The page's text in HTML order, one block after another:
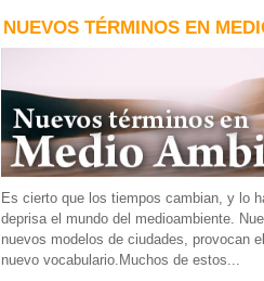
NUEVOS TÉRMINOS EN
Es cierto que los tiempos cambian, y lo
deprisa el mundo del medioambiente.
nuevos modelos de ciudades, provocan
nuevo vocabulario.Muchos de estos...